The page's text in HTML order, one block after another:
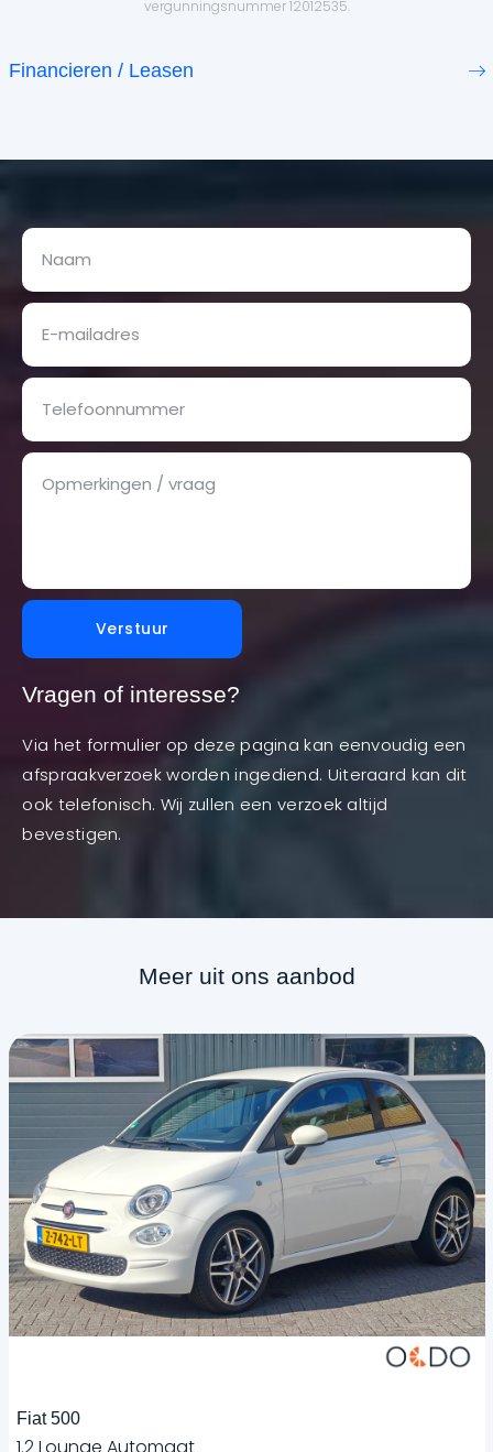
vergunningsnummer 12012535.
Financieren / Leasen
Verstuur
Vragen of interesse?
Via het formulier op deze pagina kan eenvoudig een
afspraakverzoek worden ingediend. Uiteraard kan dit
ook telefonisch. Wij zullen een verzoek altijd
bevestigen.
Meer uit ons aanbod
Fiat 500